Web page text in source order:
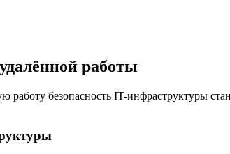
работы
безопасность IT-инфраструктуры